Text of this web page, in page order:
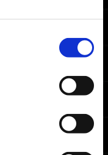
disponible